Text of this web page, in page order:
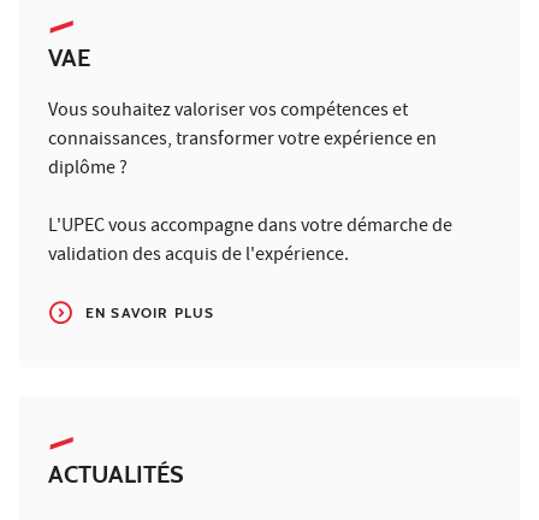
VAE
Vous souhaitez valoriser vos compétences et
connaissances, transformer votre expérience en
diplôme ?
L'UPEC vous accompagne dans votre démarche de
validation des acquis de l'expérience.
EN SAVOIR PLUS
ACTUALITÉS